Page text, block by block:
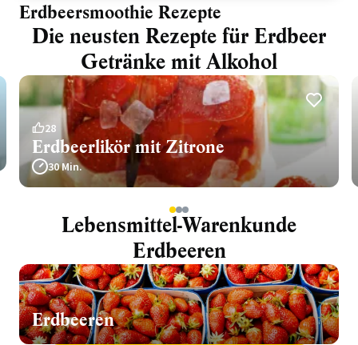
Erdbeersmoothie Rezepte
Die neusten Rezepte für Erdbeer
Getränke mit Alkohol
28
Erdbeerlikör mit Zitrone
30 Min.
123
Lebensmittel-Warenkunde
Erdbeeren
Erdbeeren